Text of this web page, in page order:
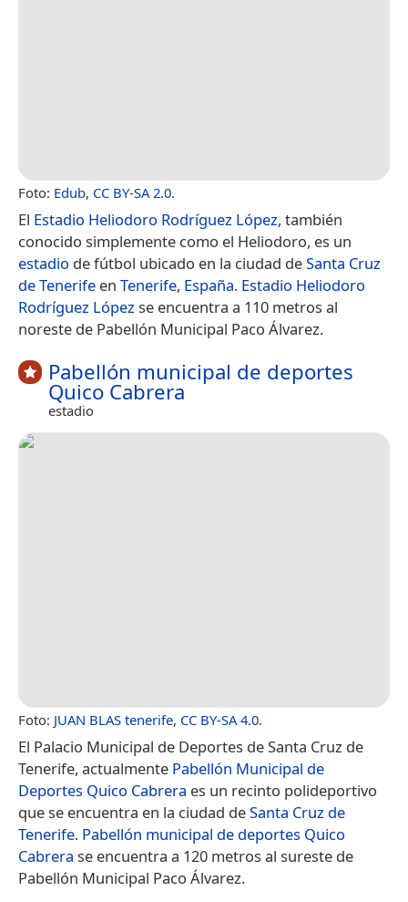
Foto: Edub, CC BY-SA 2.0.
El Estadio Heliodoro Rodríguez López, también
conocido simplemente como el Heliodoro, es un
estadio de fútbol ubicado en la ciudad deSanta Cruz
de Tenerife en Tenerife, España. Estadio Heliodoro
Rodríguez Lópezse encuentra a 110 metros al
noreste de Pabellón Municipal Paco Álvarez.
Pabellón municipal de deportes
Quico Cabrera
estadio
Foto: JUAN BLAS tenerife, CC BY-SA 4.0.
El Palacio Municipal de Deportes de Santa Cruz de
Tenerife, actualmente Pabellón Municipal de
Deportes Quico Cabrera es un recinto polideportivo
que se encuentra en la ciudad deSanta Cruz de
Tenerife. Pabellón municipal de deportes Quico
Cabrera se encuentra a 120 metros al sureste de
Pabellón Municipal Paco Álvarez.